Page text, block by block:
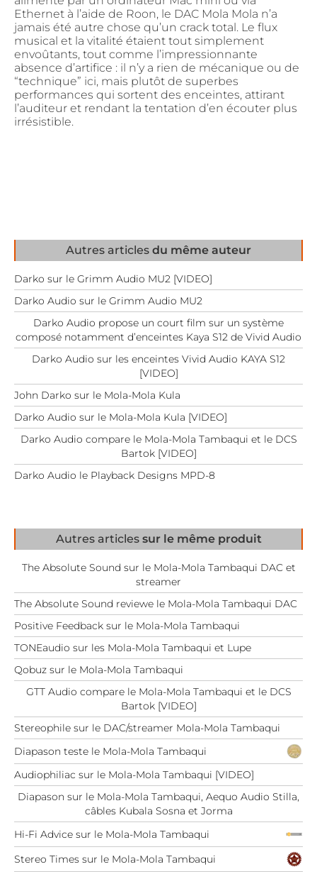
Ethernet à l’aide de Roon, le DAC Mola Mola n’a
jamais été autre chose qu’un crack total. Le flux
musical et la vitalité étaient tout simplement
envoûtants, tout comme l’impressionnante
absence d’artifice : il n’y a rien de mécanique ou de
“technique” ici, mais plutôt de superbes
performances qui sortent des enceintes, attirant
l’auditeur et rendant la tentation d’en écouter plus
irrésistible.
Autres articles du même auteur
Darko sur le Grimm Audio MU2 [VIDEO]
Darko Audio sur le Grimm Audio MU2
Darko Audio propose un court film sur un système
composé notamment d’enceintes Kaya S12 de Vivid Audio
Darko Audio sur les enceintes Vivid Audio KAYA S12
[VIDEO]
John Darko sur le Mola-Mola Kula
Darko Audio sur le Mola-Mola Kula [VIDEO]
Darko Audio compare le Mola-Mola Tambaqui et le DCS
Bartok [VIDEO]
Darko Audio le Playback Designs MPD-8
Autres articles sur le même produit
The Absolute Sound sur le Mola-Mola Tambaqui DAC et
streamer
The Absolute Sound reviewe le Mola-Mola Tambaqui DAC
Positive Feedback sur le Mola-Mola Tambaqui
TONEaudio sur les Mola-Mola Tambaqui et Lupe
Qobuz sur le Mola-Mola Tambaqui
GTT Audio compare le Mola-Mola Tambaqui et le DCS
Bartok [VIDEO]
Stereophile sur le DAC/streamer Mola-Mola Tambaqui
Diapason teste le Mola-Mola Tambaqui
Audiophiliac sur le Mola-Mola Tambaqui [VIDEO]
Diapason sur le Mola-Mola Tambaqui, Aequo Audio Stilla,
câbles Kubala Sosna et Jorma
Hi-Fi Advice sur le Mola-Mola Tambaqui
Stereo Times sur le Mola-Mola Tambaqui